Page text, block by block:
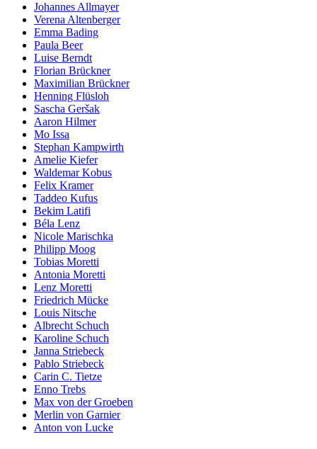
Johannes Allmayer
Verena Altenberger
Emma Bading
Paula Beer
Luise Berndt
Florian Brückner
Maximilian Brückner
Henning Flüsloh
Sascha Geršak
Aaron Hilmer
Mo Issa
Stephan Kampwirth
Amelie Kiefer
Waldemar Kobus
Felix Kramer
Taddeo Kufus
Bekim Latifi
Béla Lenz
Nicole Marischka
Philipp Moog
Tobias Moretti
Antonia Moretti
Lenz Moretti
Friedrich Mücke
Louis Nitsche
Albrecht Schuch
Karoline Schuch
Janna Striebeck
Pablo Striebeck
Carin C. Tietze
Enno Trebs
Max von der Groeben
Merlin von Garnier
Anton von Lucke